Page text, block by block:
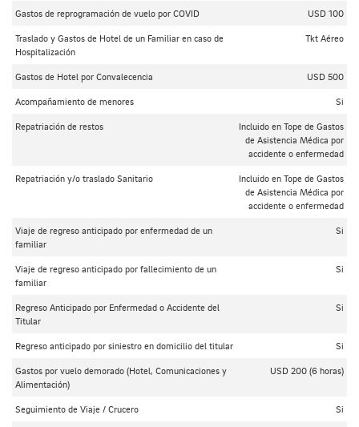
Gastos de reprogramación de vuelo por COVID USD 100
Traslado y Gastos de Hotel de un Familiar en caso de
Hospitalización
Tkt Aéreo
Gastos de Hotel por Convalecencia USD 500
Acompañamiento de menores Si
Repatriación de restos
Incluido en Tope de Gastos
de Asistencia Médica por
accidente o enfermedad
Repatriación y/o traslado Sanitario
Incluido en Tope de Gastos
de Asistencia Médica por
accidente o enfermedad
Viaje de regreso anticipado por enfermedad de un
familiar
Si
Viaje de regreso anticipado por fallecimiento de un
familiar
Si
Regreso Anticipado por Enfermedad o Accidente del
Titular
Si
Regreso anticipado por siniestro en domicilio del titular Si
Gastos por vuelo demorado (Hotel, Comunicaciones y
Alimentación)
USD 200 (6 horas)
Seguimiento de Viaje / Crucero Si